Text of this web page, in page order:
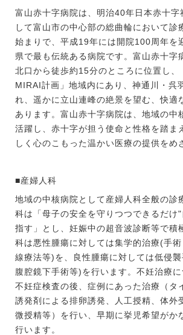
富山赤十字病院は、明治40年日本赤十字
して富山市の中心部の総曲輪において診
始まりで、平成19年には開院100周年を
県で最も伝統ある病院です。富山赤十字
北口から徒歩約15分のところに位置し、
MIRAI計画」地域内にあり、神通川・呉
れ、遥かに立山連峰の絶景を望む、快適
あります。富山赤十字病院は、地域の中
活躍し、赤十字が担う使命と性格を踏ま
しく心のこもった温かい医療の提供をめ
■産婦人科
地域の中核病院として産婦人科全般の診
科は「母子の安全を守りつつできるだけ
指す」とし、妊娠中の超音波診断等で積
科は悪性腫瘍に対しては集学的治療(手
線療法等)を、良性腫瘍に対しては低侵襲
腹腔鏡下手術等)を行います。不妊治療
不妊症検査の後、症例にあった治療（タ
誘発剤による排卵誘発、人工授精、体外
微授精等）を行い、早期に挙児希望がか
行います。